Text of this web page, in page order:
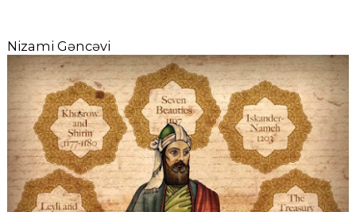
Nizami Gəncəvi